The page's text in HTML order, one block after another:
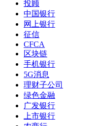
投顾
中国银行
网上银行
征信
CFCA
区块链
手机银行
5G消息
理财子公司
绿色金融
广发银行
上市银行